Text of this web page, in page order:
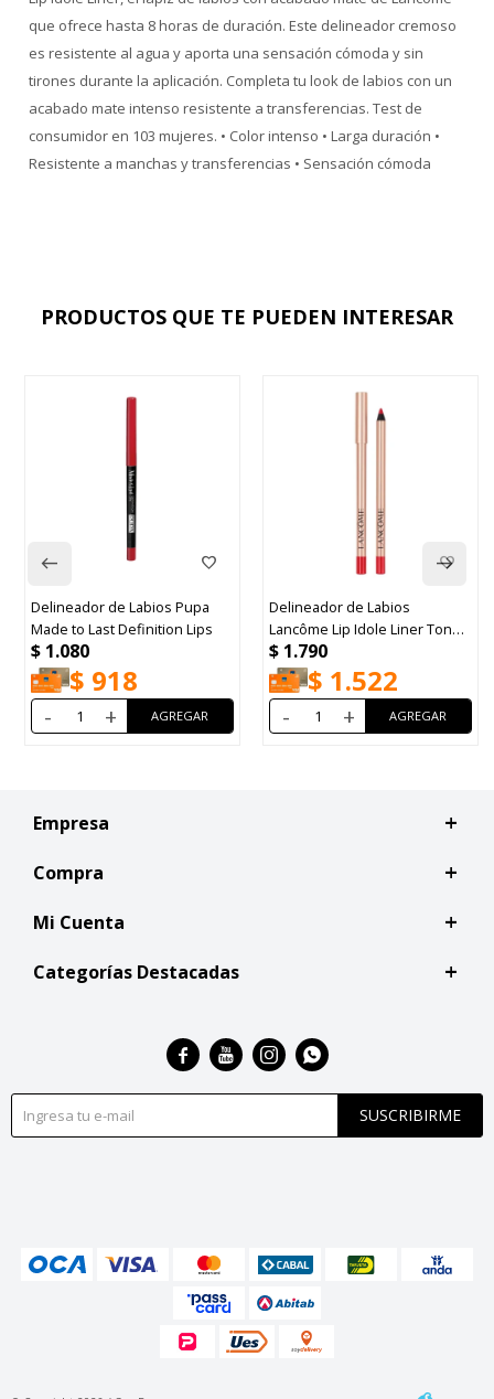
que ofrece hasta 8 horas de duración. Este delineador cremoso
es resistente al agua y aporta una sensación cómoda y sin
tirones durante la aplicación. Completa tu look de labios con un
acabado mate intenso resistente a transferencias. Test de
consumidor en 103 mujeres. • Color intenso • Larga duración •
Resistente a manchas y transferencias • Sensación cómoda
PRODUCTOS QUE TE PUEDEN INTERESAR
Delineador de Labios Pupa
Made to Last Definition Lips
$ 1.080
$ 918
- +
Delineador de Labios
Lancôme Lip Idole Liner Tono
Red Now N°100
$ 1.790
$ 1.522
- +
Empresa
Compra
Mi Cuenta
Categorías Destacadas
SUSCRIBIRME
   